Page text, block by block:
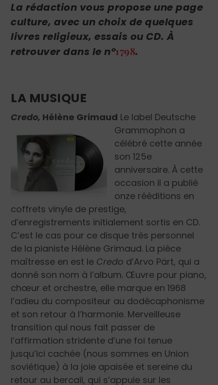
La rédaction vous propose une page
culture, avec un choix de quelques
livres religieux, essais ou CD. À
retrouver dans le n°1798.
LA MUSIQUE
Credo, Hélène Grimaud Le label Deutsche
Grammophon a
célébré cette année
son 125e
anniversaire. À cette
occasion il a publié
onze rééditions en
coffrets vinyle de prestige,
d’enregistrements initialement sortis en CD.
C’est le cas pour ce disque très personnel
de la pianiste Hélène Grimaud. La pièce
maîtresse en est le Credo d’Arvo Pärt, qui a
donné son nom à l’album. Œuvre pour piano,
chœur et orchestre, elle marque en 1968
l’adieu du compositeur au dodécaphonisme
et son retour à l’harmonie. Merveilleuse
transition qui nous fait passer de
l’affirmation stridente d’une foi tenue
jusqu’ici cachée (nous sommes en Union
soviétique) à la joie apaisée et sereine du
retour au bercail, qui s’appuie sur les